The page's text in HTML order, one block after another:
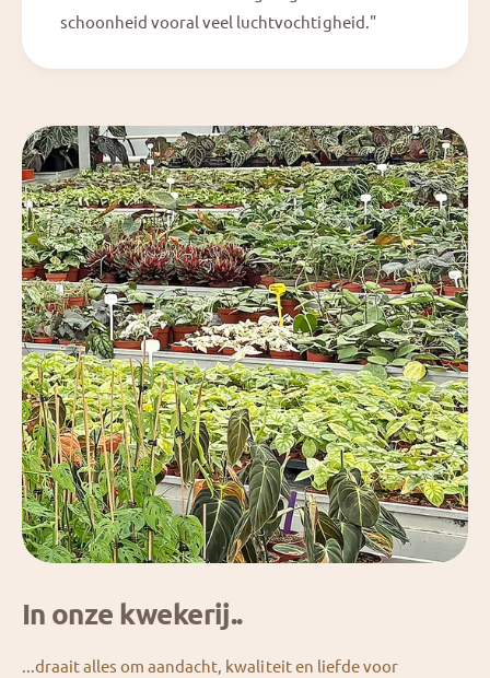
schoonheid vooral veel luchtvochtigheid."
In onze kwekerij..
...draait alles om aandacht, kwaliteit en liefde voor